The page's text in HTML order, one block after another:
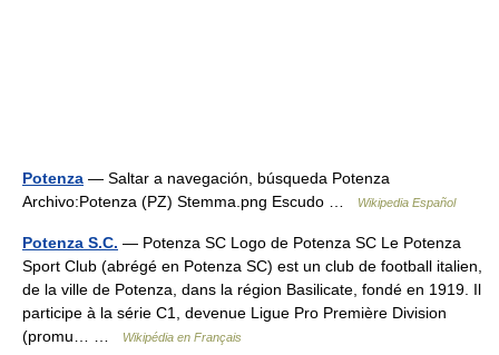
Potenza — Saltar a navegación, búsqueda Potenza
Archivo:Potenza (PZ) Stemma.png Escudo …
Wikipedia Español
Potenza S.C. — Potenza SC Logo de Potenza SC Le Potenza
Sport Club (abrégé en Potenza SC) est un club de football italien,
de la ville de Potenza, dans la région Basilicate, fondé en 1919. Il
participe à la série C1, devenue Ligue Pro Première Division
(promu… …
Wikipédia en Français